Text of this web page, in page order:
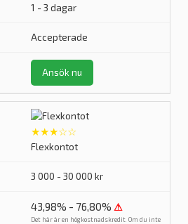
1 - 3 dagar
Accepterade
Ansök nu
★★★☆☆
Flexkontot
3 000 - 30 000 kr
43,98% - 76,80% ⚠
Det här är en högkostnadskredit. Om du inte